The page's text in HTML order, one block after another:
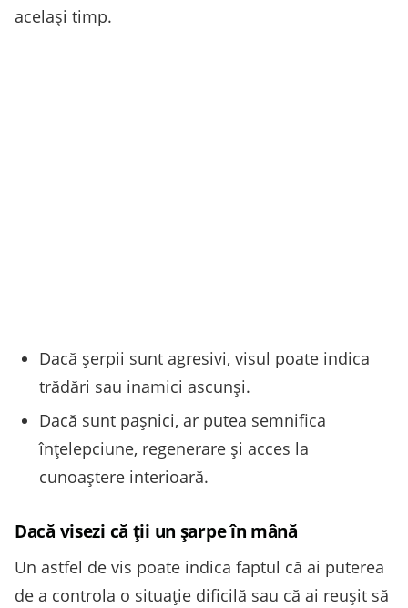
același timp.
Dacă șerpii sunt agresivi, visul poate indica
trădări sau inamici ascunși.
Dacă sunt pașnici, ar putea semnifica
înțelepciune, regenerare și acces la
cunoaștere interioară.
Dacă visezi că ții un șarpe în mână
Un astfel de vis poate indica faptul că ai puterea
de a controla o situație dificilă sau că ai reușit să